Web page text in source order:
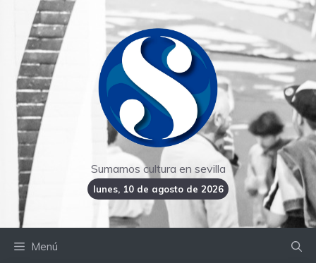
contenido
Sumamos cultura en sevilla
lunes, 10 de agosto de 2026
Menú